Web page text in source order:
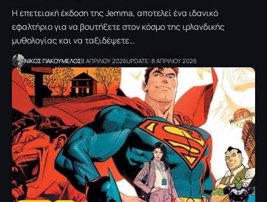
Η επετειακή έκδοση της Jemma, αποτελεί ένα ιδανικό
εφαλτήριο για να βουτήξετε στον κόσμο της ιρλανδικής
μυθολογίας και να ταξιδέψετε…
NΙΚΟΣ ΓΙΑΚΟΥΜΕΛΟΣ8 ΑΠΡΙΛΙΟΥ 2026UPDATE: 8 ΑΠΡΙΛΙΟΥ 2026